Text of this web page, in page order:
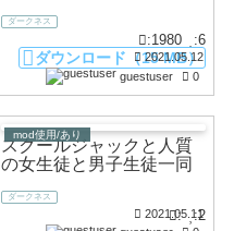
ダークネス
:1980 :6
2021.05.12
guestuser
0
ダウンロード（15 MB）
mod使用/あり
スクールジャックと人質
の女生徒と男子生徒一同
ダークネス
: :2
2021.05.11